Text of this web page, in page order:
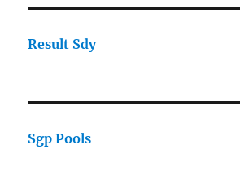
Result Sdy
Sgp Pools